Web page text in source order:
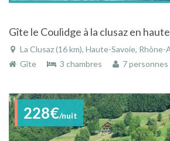
Gîte le Coulidge à la clusaz en
La Clusaz (16 km), Haute-Savoie, Rhône-Alpes,
Gîte
3 chambres 7 personnes
228€/nuit